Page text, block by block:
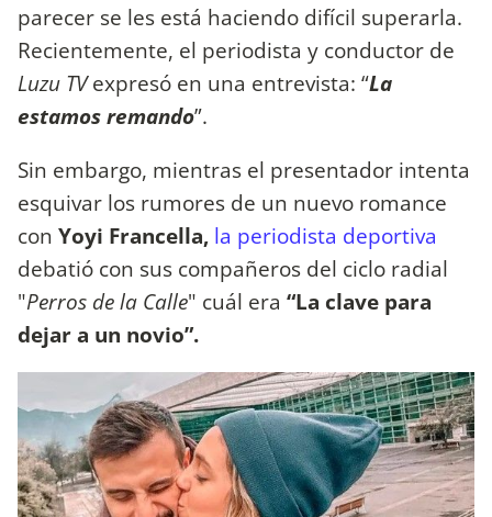
parecer se les está haciendo difícil superarla.
Recientemente, el periodista y conductor de
Luzu TVexpresó en una entrevista: “La
estamos remando”.
Sin embargo, mientras el presentador intenta
esquivar los rumores de un nuevo romance
con Yoyi Francella, la periodista deportiva
debatió con sus compañeros del ciclo radial
"Perros de la Calle" cuál era “La clave para
dejar a un novio”.